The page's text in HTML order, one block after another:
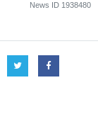
News ID 1938480